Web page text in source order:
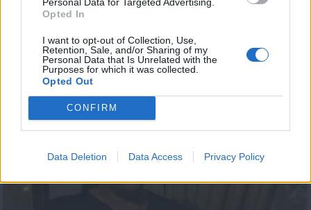
Opted In
I want to opt-out of Collection, Use,
Retention, Sale, and/or Sharing of my
Personal Data that Is Unrelated with the
Purposes for which it was collected.
Opted Out
CONFIRM
Data Deletion Data Access Privacy Policy
Στιγμές Ζωής Β' (2009-10)
Εκπ.11